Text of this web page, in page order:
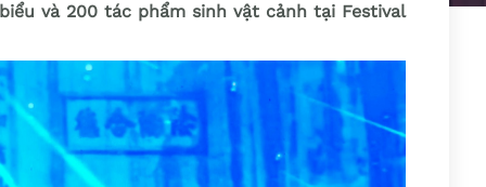
và 200 tác phẩm sinh vật cảnh tại Festival